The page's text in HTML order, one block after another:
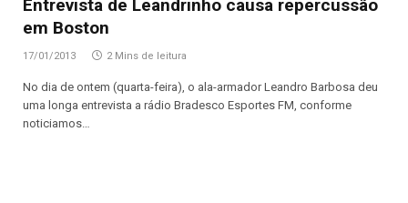
Entrevista de Leandrinho causa repercussão
em Boston
17/01/2013 2 Mins de leitura
No dia de ontem (quarta-feira), o ala-armador Leandro Barbosa deu
uma longa entrevista a rádio Bradesco Esportes FM, conforme
noticiamos…